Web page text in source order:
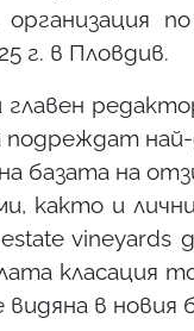
организация
г. в Пловдив.
базата на
както и
vineyards
класация
в новия